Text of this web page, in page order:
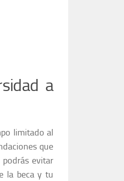
a
limitado al
que
podrás evitar
la beca y tu